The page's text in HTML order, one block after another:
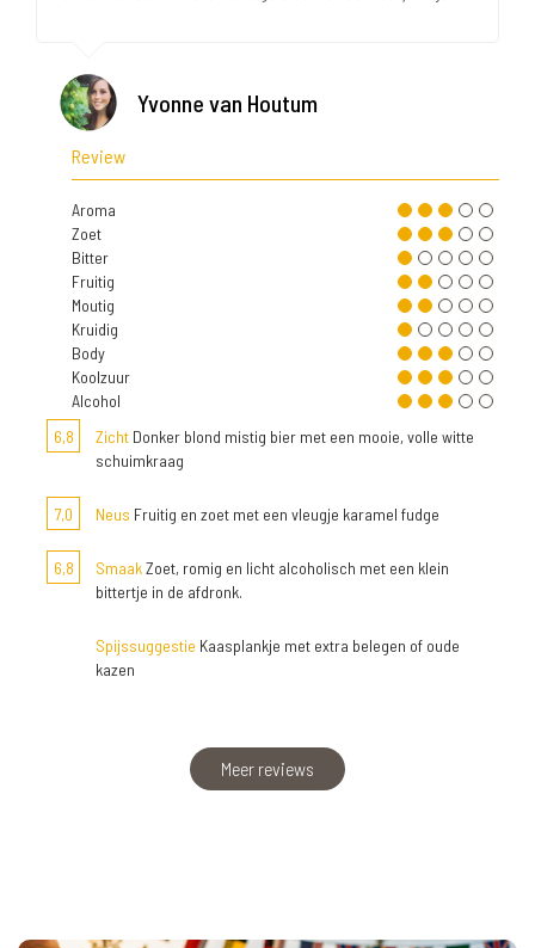
Yvonne van Houtum
Review
Aroma
Zoet
Bitter
Fruitig
Moutig
Kruidig
Body
Koolzuur
Alcohol
6,8
Zicht Donker blond mistig bier met een mooie, volle witte
schuimkraag
7,0 Neus Fruitig en zoet met een vleugje karamel fudge
6,8 SmaakZoet, romig en licht alcoholisch met een klein
bittertje in de afdronk.
Spijssuggestie Kaasplankje met extra belegen of oude
kazen
Meer reviews